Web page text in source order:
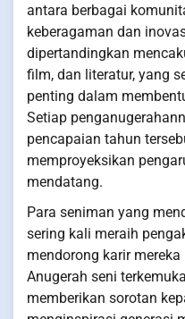
antara berbagai
keberagaman dan
dipertandingkan
film, dan literatur, yang
penting dalam
Setiap
pencapaian tahun
memproyeksikan
mendatang.
Para seniman yang
sering kali meraih
mendorong karir
Anugerah seni
memberikan sorotan